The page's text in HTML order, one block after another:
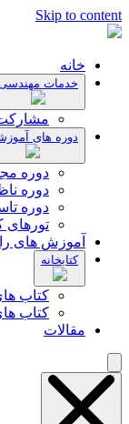
Skip to content
خانه
خدمات
دوره های
دوره
دوره
دوره
تورهای
آموزش های
کتابخانه
کتاب
کتاب
مقالات